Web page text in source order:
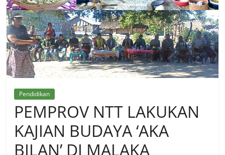
Pendidikan
PEMPROV NTT LAKUKAN
KAJIAN BUDAYA ‘AKA
BILAN’ DI MALAKA